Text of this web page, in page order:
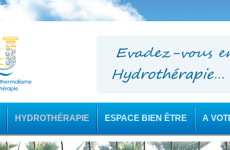
HYDROTHÉRAPIE ESPACE BIEN ÊTRE A